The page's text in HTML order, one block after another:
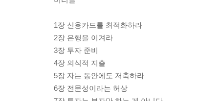
1장 신용카드를 최적화하라
2장 은행을 이겨라
3장 투자 준비
4장 의식적 지출
5장 자는 동안에도 저축하라
6장 전문성이라는 허상